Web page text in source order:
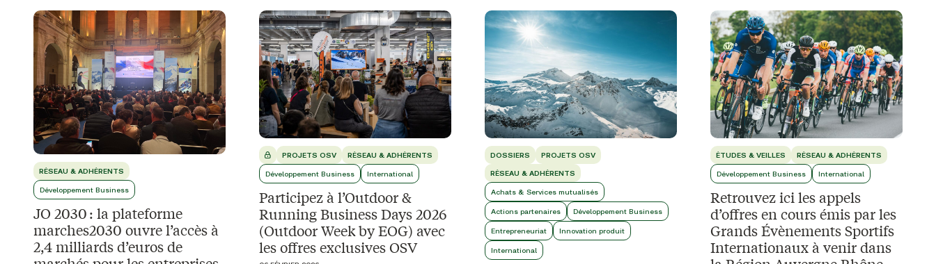
RÉSEAU & ADHÉRENTS
Développement Business
JO 2030 : la plateforme
marches2030 ouvre l’accès à
2,4 milliards d’euros de
PROJETS OSV RÉSEAU & ADHÉRENTS
Développement Business International
Participez à l’Outdoor &
Running Business Days 2026
(Outdoor Week by EOG) avec
les offres exclusives OSV
DOSSIERS PROJETS OSV
RÉSEAU & ADHÉRENTS
Achats & Services mutualisés
Actions partenaires Développement Business
Entrepreneuriat Innovation produit
International
ÉTUDES & VEILLES RÉSEAU & ADHÉRENTS
Développement Business International
Retrouvez ici les appels
d’offres en cours émis par les
Grands Évènements Sportifs
Internationaux à venir dans